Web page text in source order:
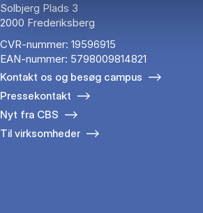
Solbjerg Plads 3
2000 Frederiksberg
CVR-nummer: 19596915
EAN-nummer: 5798009814821
Kontakt os og besøg campus
Pressekontakt
Nyt fra CBS
Til virksomheder